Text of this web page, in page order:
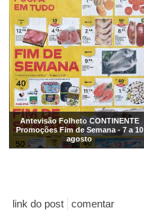
Antevisão Folheto CONTINENTE
Promoções Fim de Semana - 7 a 10
agosto
link do post comentar